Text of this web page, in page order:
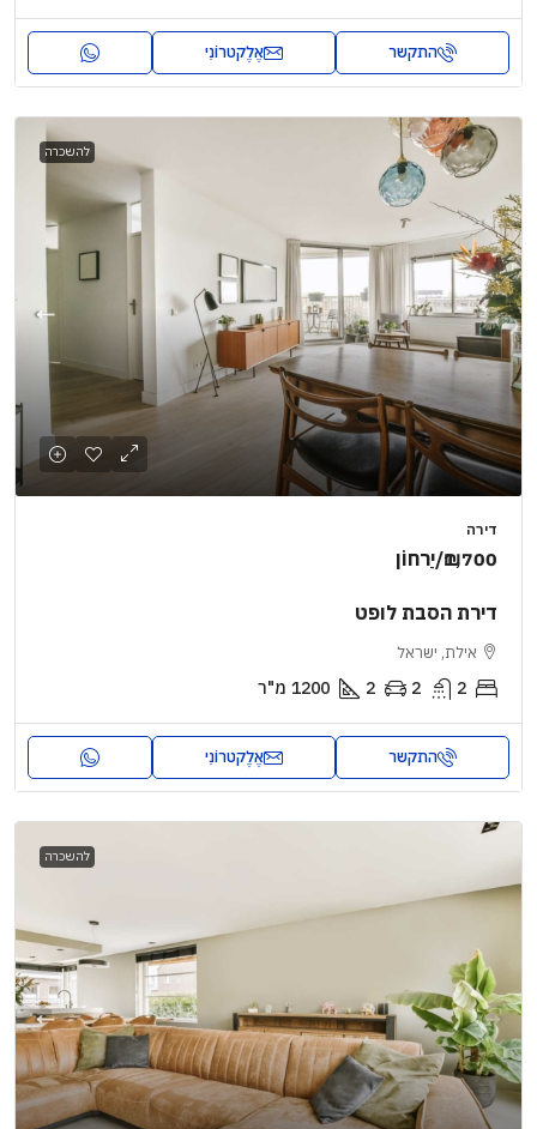
התקשר אֶלֶקטרוֹנִי
להשכרה
דירה
₪1,700/יַרחוֹן
דירת הסבת לופט
אילת, ישראל
2
2
2
1200 מ"ר
התקשר אֶלֶקטרוֹנִי
להשכרה